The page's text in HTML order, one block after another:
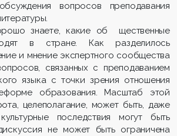
вопросов преподавания
знаете, какие об
щественные
в стране. Как разделилось
и мнение экспертного сообщества
связанных с преподаванием
языка с точки зрения отношения
образования. Масштаб этой
целеполагание, может быть, даже
последствия могут быть
не может быть ограничена